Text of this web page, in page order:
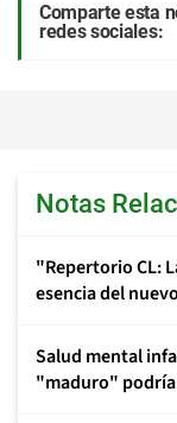
Comparte esta
redes sociales:
Notas
"Repertorio CL:
esencia del
Salud mental
"maduro" podría